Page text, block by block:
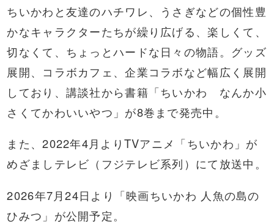
ちいかわと友達のハチワレ、うさぎなどの個性豊
かなキャラクターたちが繰り広げる、楽しくて、
切なくて、ちょっとハードな日々の物語。グッズ
展開、コラボカフェ、企業コラボなど幅広く展開
しており、講談社から書籍「ちいかわ なんか小
さくてかわいいやつ」が8巻まで発売中。
また、2022年4月よりTVアニメ「ちいかわ」が
めざましテレビ（フジテレビ系列）にて放送中。
2026年7月24日より「映画ちいかわ 人魚の島の
ひみつ」が公開予定。